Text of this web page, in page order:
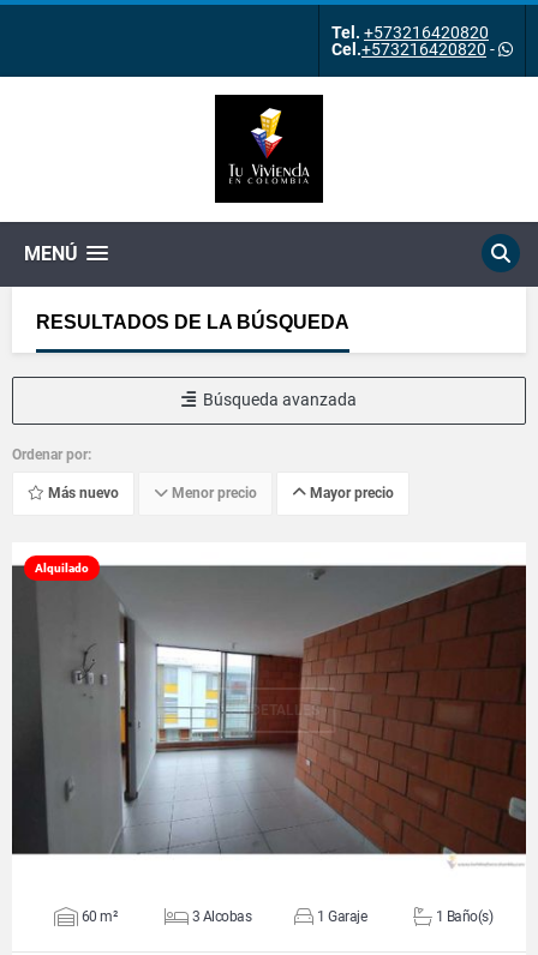
Tel. +573216420820
Cel.+573216420820 -
MENÚ
RESULTADOS DE LA BÚSQUEDA
Búsqueda avanzada
Ordenar por:
Más nuevo Menor precio Mayor precio
Alquilado
VER DETALLES
60 m² 3 Alcobas 1 Garaje 1 Baño(s)